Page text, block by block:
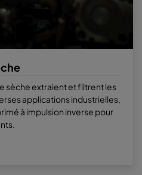
sèche extraient et filtrent les
applications industrielles,
à impulsion inverse pour